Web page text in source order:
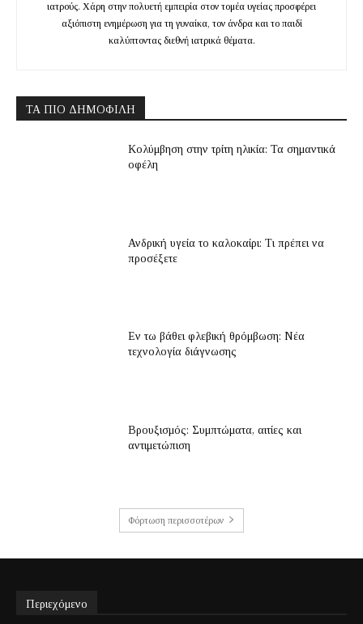
ιατρούς. Χάρη στην πολυετή εμπειρία στον τομέα υγείας προσφέρει
αξιόπιστη ενημέρωση για τη γυναίκα, τον άνδρα και το παιδί
καλύπτοντας διεθνή ιατρικά θέματα.
ΤΑ ΠΙΟ ΔΗΜΟΦΙΛΉ
Κολύμβηση στην τρίτη ηλικία: Τα σημαντικά
οφέλη
Ανδρική υγεία το καλοκαίρι: Τι πρέπει να
προσέξετε
Εν τω βάθει φλεβική θρόμβωση: Νέα
τεχνολογία διάγνωσης
Βρουξισμός: Συμπτώματα, αιτίες και
αντιμετώπιση
Φόρτωση περισσοτέρων
Περιεχόμενο